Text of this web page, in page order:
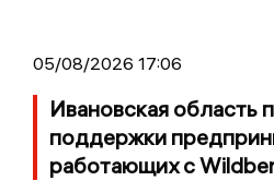
05/08/2026 17:06
Ивановская
поддержки
работающих с